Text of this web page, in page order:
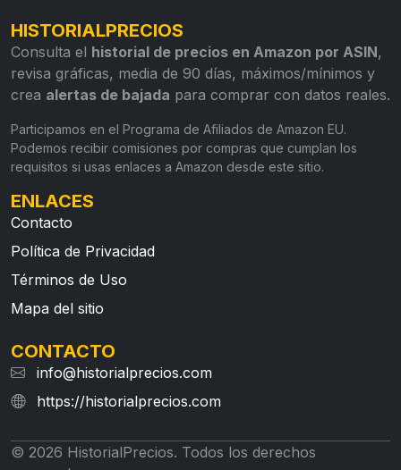
HISTORIALPRECIOS
Consulta el historial de precios en Amazon por ASIN,
revisa gráficas, media de 90 días, máximos/mínimos y
crea alertas de bajada para comprar con datos reales.
Participamos en el Programa de Afiliados de Amazon EU.
Podemos recibir comisiones por compras que cumplan los
requisitos si usas enlaces a Amazon desde este sitio.
ENLACES
Contacto
Política de Privacidad
Términos de Uso
Mapa del sitio
CONTACTO
info@historialprecios.com
https://historialprecios.com
© 2026 HistorialPrecios. Todos los derechos